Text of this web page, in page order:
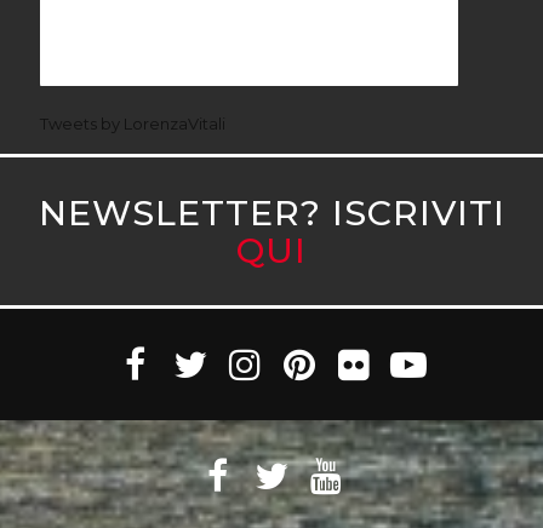
Tweets by LorenzaVitali
NEWSLETTER? ISCRIVITI
QUI